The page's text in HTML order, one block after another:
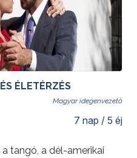
ÉLETÉRZÉS
Magyar idegenvezető
7 nap / 5 éj
tangó, a dél-amerikai